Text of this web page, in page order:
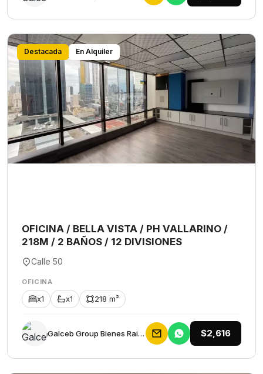
Destacada En Alquiler
OFICINA / BELLA VISTA / PH VALLARINO /
218M / 2 BAÑOS / 12 DIVISIONES
Calle 50
OFICINA
x1 x1 218 m²
Galceb Group Bienes Raices $2,616